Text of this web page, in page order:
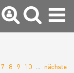
7 8 9 10 … nächste